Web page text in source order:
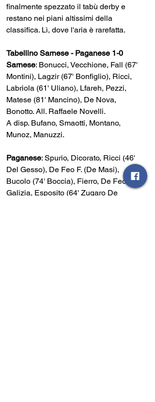
finalmente spezzato il tabù derby e
restano nei piani altissimi della
classifica. Lì, dove l'aria è rarefatta.
Tabellino Sarnese - Paganese 1-0
Sarnese: Bonucci, Vecchione, Fall (67'
Montini), Lagzir (67' Bonfiglio), Ricci,
Labriola (61' Uliano), Lfareh, Pezzi,
Matese (81' Mancino), De Nova,
Bonotto. All. Raffaele Novelli.
A disp. Bufano, Smaotti, Montano,
Munoz, Manuzzi.
Paganese: Spurio, Dicorato, Ricci (46'
Del Gesso), De Feo F. (De Masi),
Bucolo (74' Boccia), Fierro, De Feo,
Galizia, Esposito (64' Zugaro De